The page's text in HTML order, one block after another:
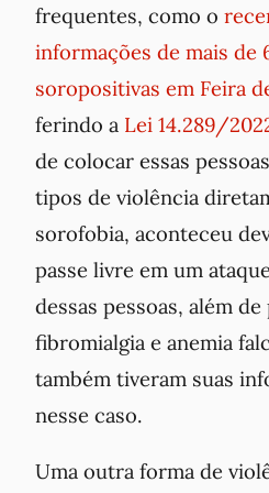
frequentes, como o
informações de mais de
soropositivas em Feira
ferindo a Lei 14.289/
de colocar essas
tipos de violência
sorofobia, aconteceu
passe livre em um
dessas pessoas, além
fibromialgia e anemia
também tiveram suas
nesse caso.
Uma outra forma de